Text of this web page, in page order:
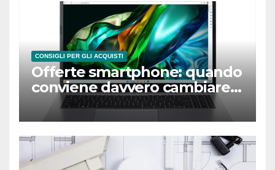
CONSIGLI PER GLI ACQUISTI
Offerte smartphone: quando
conviene davvero cambiare
telefono?